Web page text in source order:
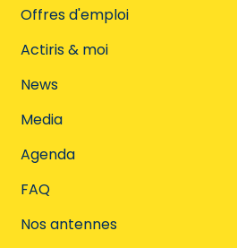
Offres d'emploi
Actiris & moi
News
Media
Agenda
FAQ
Nos antennes